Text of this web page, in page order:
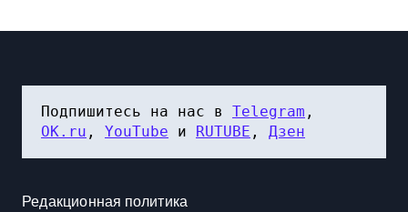
Подпишитесь на нас в Telegram
OK.ru , YouTube и RUTUBE , Дзен
Редакционная политика